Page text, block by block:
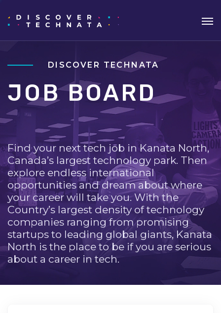
DISCOVER TECHNATA
JOB BOARD
Find your next tech job in Kanata North,
Canada’s largest technology park. Then
explore endless international
opportunities and dream about where
your career will take you. With the
Country’s largest density of technology
companies ranging from promising
startups to leading global giants, Kanata
North is the place to be if you are serious
about a career in tech.